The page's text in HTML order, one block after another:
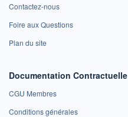
Contactez-nous
Foire aux Questions
Plan du site
Documentation Contractuelle
CGU Membres
Conditions générales